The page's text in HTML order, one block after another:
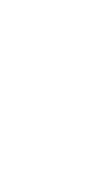
加速的心跳声
洛 饰）的成长印记与
羞，张謇虽高中状
《吾凰在上》。